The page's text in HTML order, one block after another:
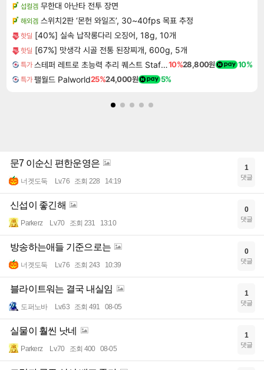
섭컬겜 무한대 아난타 전투 장면
해외겜 스위치2판 ‘몬헌 와일즈’, 30~40fps 목표 추정
핫딜 [40%] 실속 납작롱다리 오징어, 18g, 10개
핫딜 [67%] 맛생각 시골 전통 된장찌개, 600g, 5개
특가 스테퍼 레트로 초능력 추리 퀘스트 Staffer Retro A Supernatural Mystery Quest10%28,800원 10%
특가 팰월드 Palworld25%24,000원 5%
문7 이순신 편한운영은
너겟도둑 Lv.76 조회 228 14:19
1
댓글
신섭이 좋긴해
Parkerz Lv.70 조회 231 13:10
0
댓글
방송하는애들 기준으로는
너겟도둑 Lv.76 조회 243 10:39
0
댓글
블라이트워는 결국 내실임
도퍼노바 Lv.63 조회 491 08-05
1
댓글
실물이 훨씬 낫네
Parkerz Lv.70 조회 400 08-05
1
댓글